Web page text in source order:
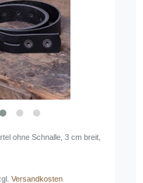
ohne Schnalle, 3 cm breit,
Versandkosten